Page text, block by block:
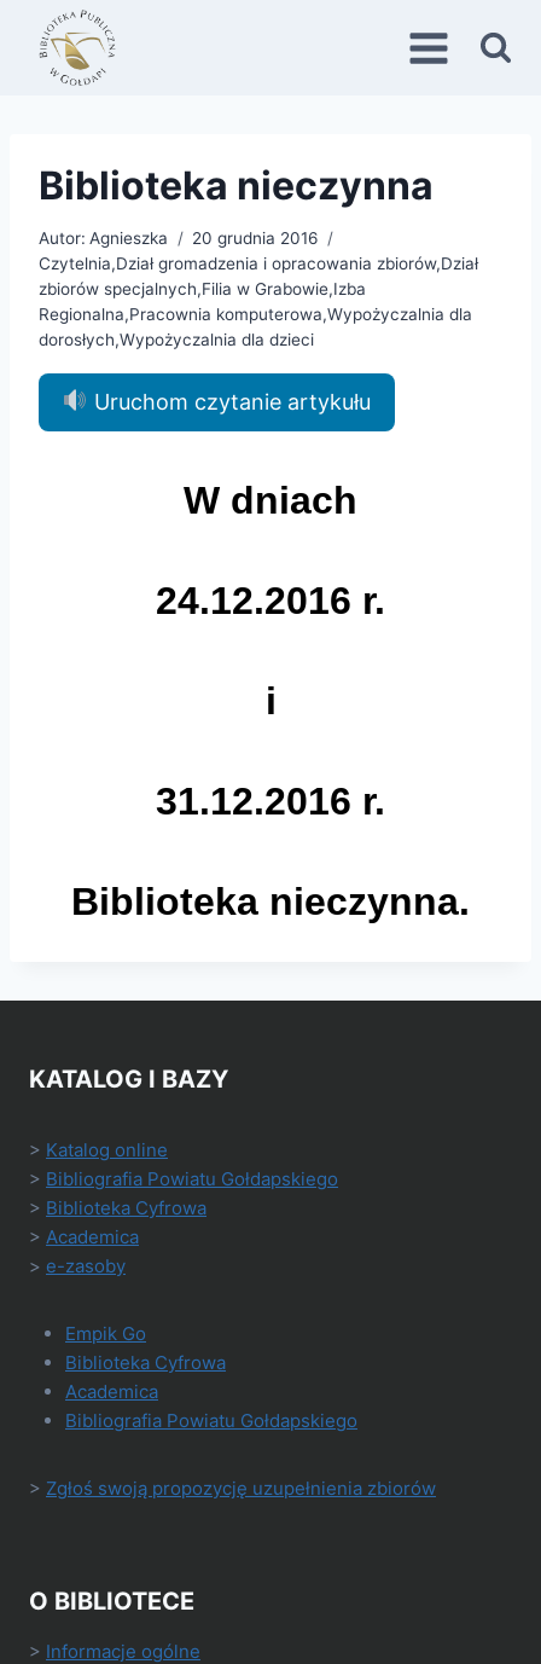
Przejdź
treści
Biblioteka nieczynna
Autor: Agnieszka
20 grudnia 2016
Czytelnia,Dział gromadzenia i opracowania zbiorów,Dział
zbiorów specjalnych,Filia w Grabowie,Izba
Regionalna,Pracownia komputerowa,Wypożyczalnia dla
dorosłych,Wypożyczalnia dla dzieci
Uruchom czytanie artykułu
W dniach
24.12.2016 r.
i
31.12.2016 r.
Biblioteka nieczynna.
KATALOG I BAZY
> Katalog online
> Bibliografia Powiatu Gołdapskiego
> Biblioteka Cyfrowa
> Academica
> e-zasoby
Empik Go
Biblioteka Cyfrowa
Academica
Bibliografia Powiatu Gołdapskiego
> Zgłoś swoją propozycję uzupełnienia zbiorów
O BIBLIOTECE
> Informacje ogólne